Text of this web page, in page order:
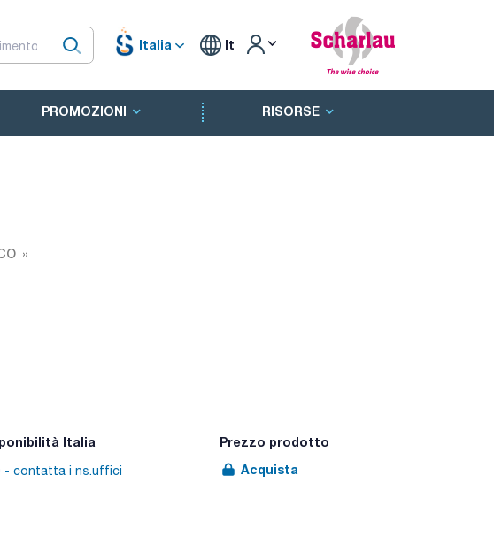
Italia It
PROMOZIONI RISORSE
Italia Prezzo prodotto
contatta i ns.uffici Acquista